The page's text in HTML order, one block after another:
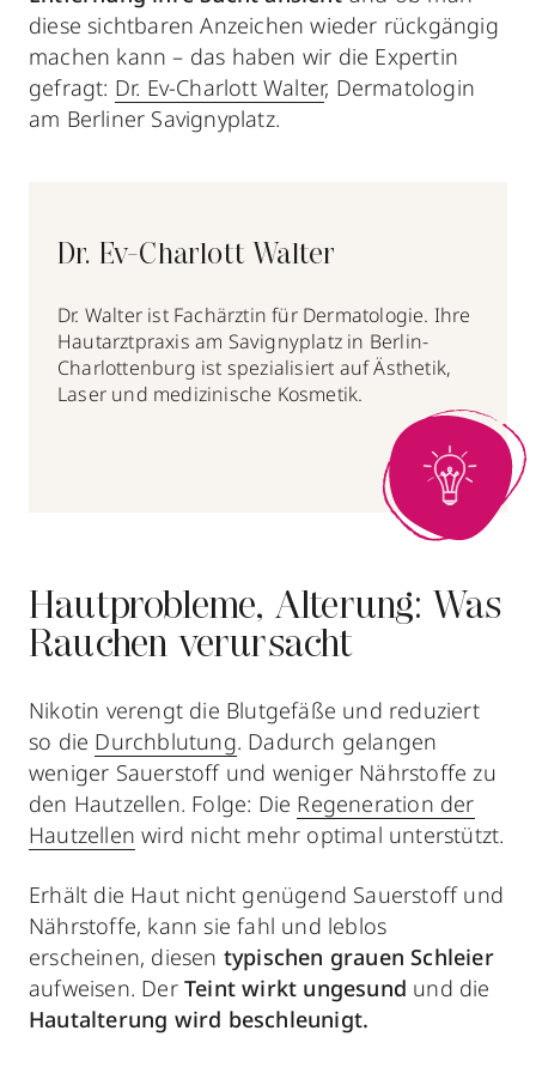
diese sichtbaren Anzeichen wieder rückgängig
machen kann – das haben wir die Expertin
gefragt: Dr. Ev-Charlott Walter, Dermatologin
am Berliner Savignyplatz.
Dr. Ev-Charlott Walter
Dr. Walter ist Fachärztin für Dermatologie. Ihre
Hautarztpraxis am Savignyplatz in Berlin-
Charlottenburg ist spezialisiert auf Ästhetik,
Laser und medizinische Kosmetik.
Hautprobleme, Alterung: Was
Rauchen verursacht
Nikotin verengt die Blutgefäße und reduziert
so die Durchblutung. Dadurch gelangen
weniger Sauerstoff und weniger Nährstoffe zu
den Hautzellen. Folge: Die Regeneration der
Hautzellen wird nicht mehr optimal unterstützt.
Erhält die Haut nicht genügend Sauerstoff und
Nährstoffe, kann sie fahl und leblos
erscheinen, diesen typischen grauen Schleier
aufweisen. Der Teint wirkt ungesund und die
Hautalterung wird beschleunigt.